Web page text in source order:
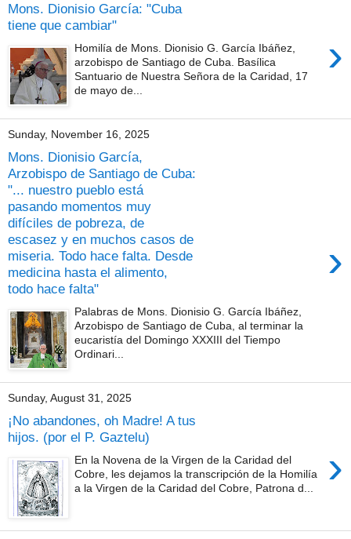
Mons. Dionisio García: "Cuba
tiene que cambiar"
›
Homilía de Mons. Dionisio G. García Ibáñez,
arzobispo de Santiago de Cuba. Basílica
Santuario de Nuestra Señora de la Caridad, 17
de mayo de...
Sunday, November 16, 2025
Mons. Dionisio García,
Arzobispo de Santiago de Cuba:
"... nuestro pueblo está
pasando momentos muy
difíciles de pobreza, de
escasez y en muchos casos de
miseria. Todo hace falta. Desde
medicina hasta el alimento,
todo hace falta"
›
Palabras de Mons. Dionisio G. García Ibáñez,
Arzobispo de Santiago de Cuba, al terminar la
eucaristía del Domingo XXXIII del Tiempo
Ordinari...
Sunday, August 31, 2025
¡No abandones, oh Madre! A tus
hijos. (por el P. Gaztelu)
›
En la Novena de la Virgen de la Caridad del
Cobre, les dejamos la transcripción de la Homilía
a la Virgen de la Caridad del Cobre, Patrona d...